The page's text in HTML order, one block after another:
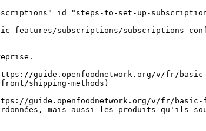
id="steps-to-set-up-
features/subscriptions/subscriptions-
guide.openfoodnetwork.org/v/fr/basic-
shipping-methods)
guide.openfoodnetwork.org/v/fr/
mais aussi les produits qu'ils